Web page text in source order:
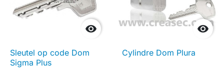

Sleutel op code Dom
Sigma Plus

Cylindre Dom Plura